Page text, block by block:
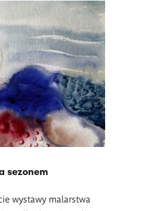
sezonem
wystawy malarstwa